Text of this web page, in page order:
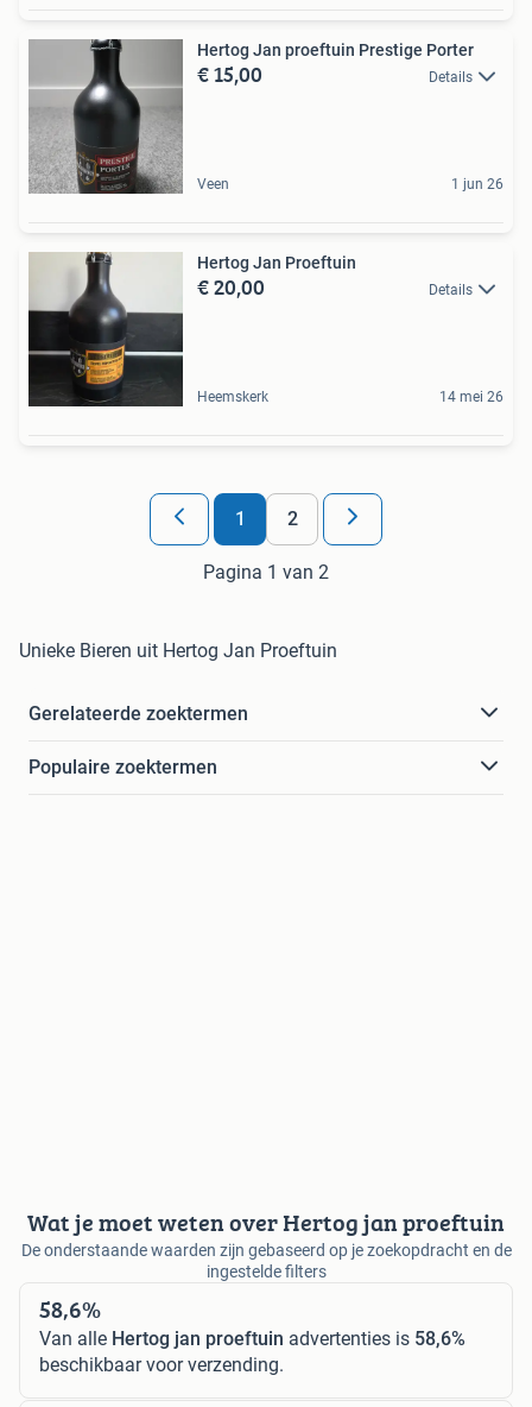
Hertog Jan proeftuin Prestige Porter
€ 15,00 Details
Veen 1 jun 26
Hertog Jan Proeftuin
€ 20,00 Details
Heemskerk 14 mei 26
1 2
Pagina 1 van 2
Unieke Bieren uit Hertog Jan Proeftuin
Gerelateerde zoektermen
Populaire zoektermen
Wat je moet weten over Hertog jan proeftuin
De onderstaande waarden zijn gebaseerd op je zoekopdracht en de
ingestelde filters
58,6%
Van alle Hertog jan proeftuin advertenties is 58,6%
beschikbaar voor verzending.